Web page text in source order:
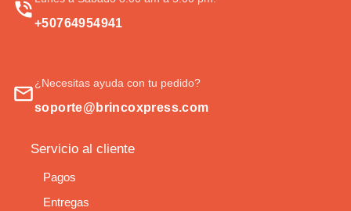
+50764954941
¿Necesitas ayuda con tu pedido?
soporte@brincoxpress.com
Servicio al cliente
Pagos
Entregas